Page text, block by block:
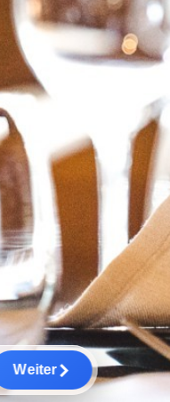
Weiter